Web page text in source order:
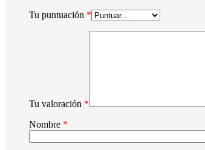
Tu puntuación *
Tu valoración *
Nombre *